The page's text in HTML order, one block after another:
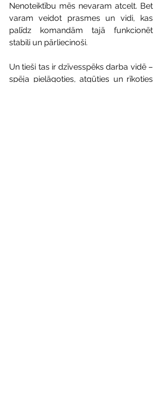
Nenoteiktību mēs nevaram atcelt. Bet
varam veidot prasmes un vidi, kas
palīdz komandām tajā funkcionēt
stabili un pārliecinoši.
Un tieši tas ir dzīvesspēks darba vidē –
spēja pielāgoties, atgūties un rīkoties